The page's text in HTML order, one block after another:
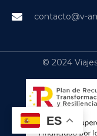
contacto@v-
© 2024
ES